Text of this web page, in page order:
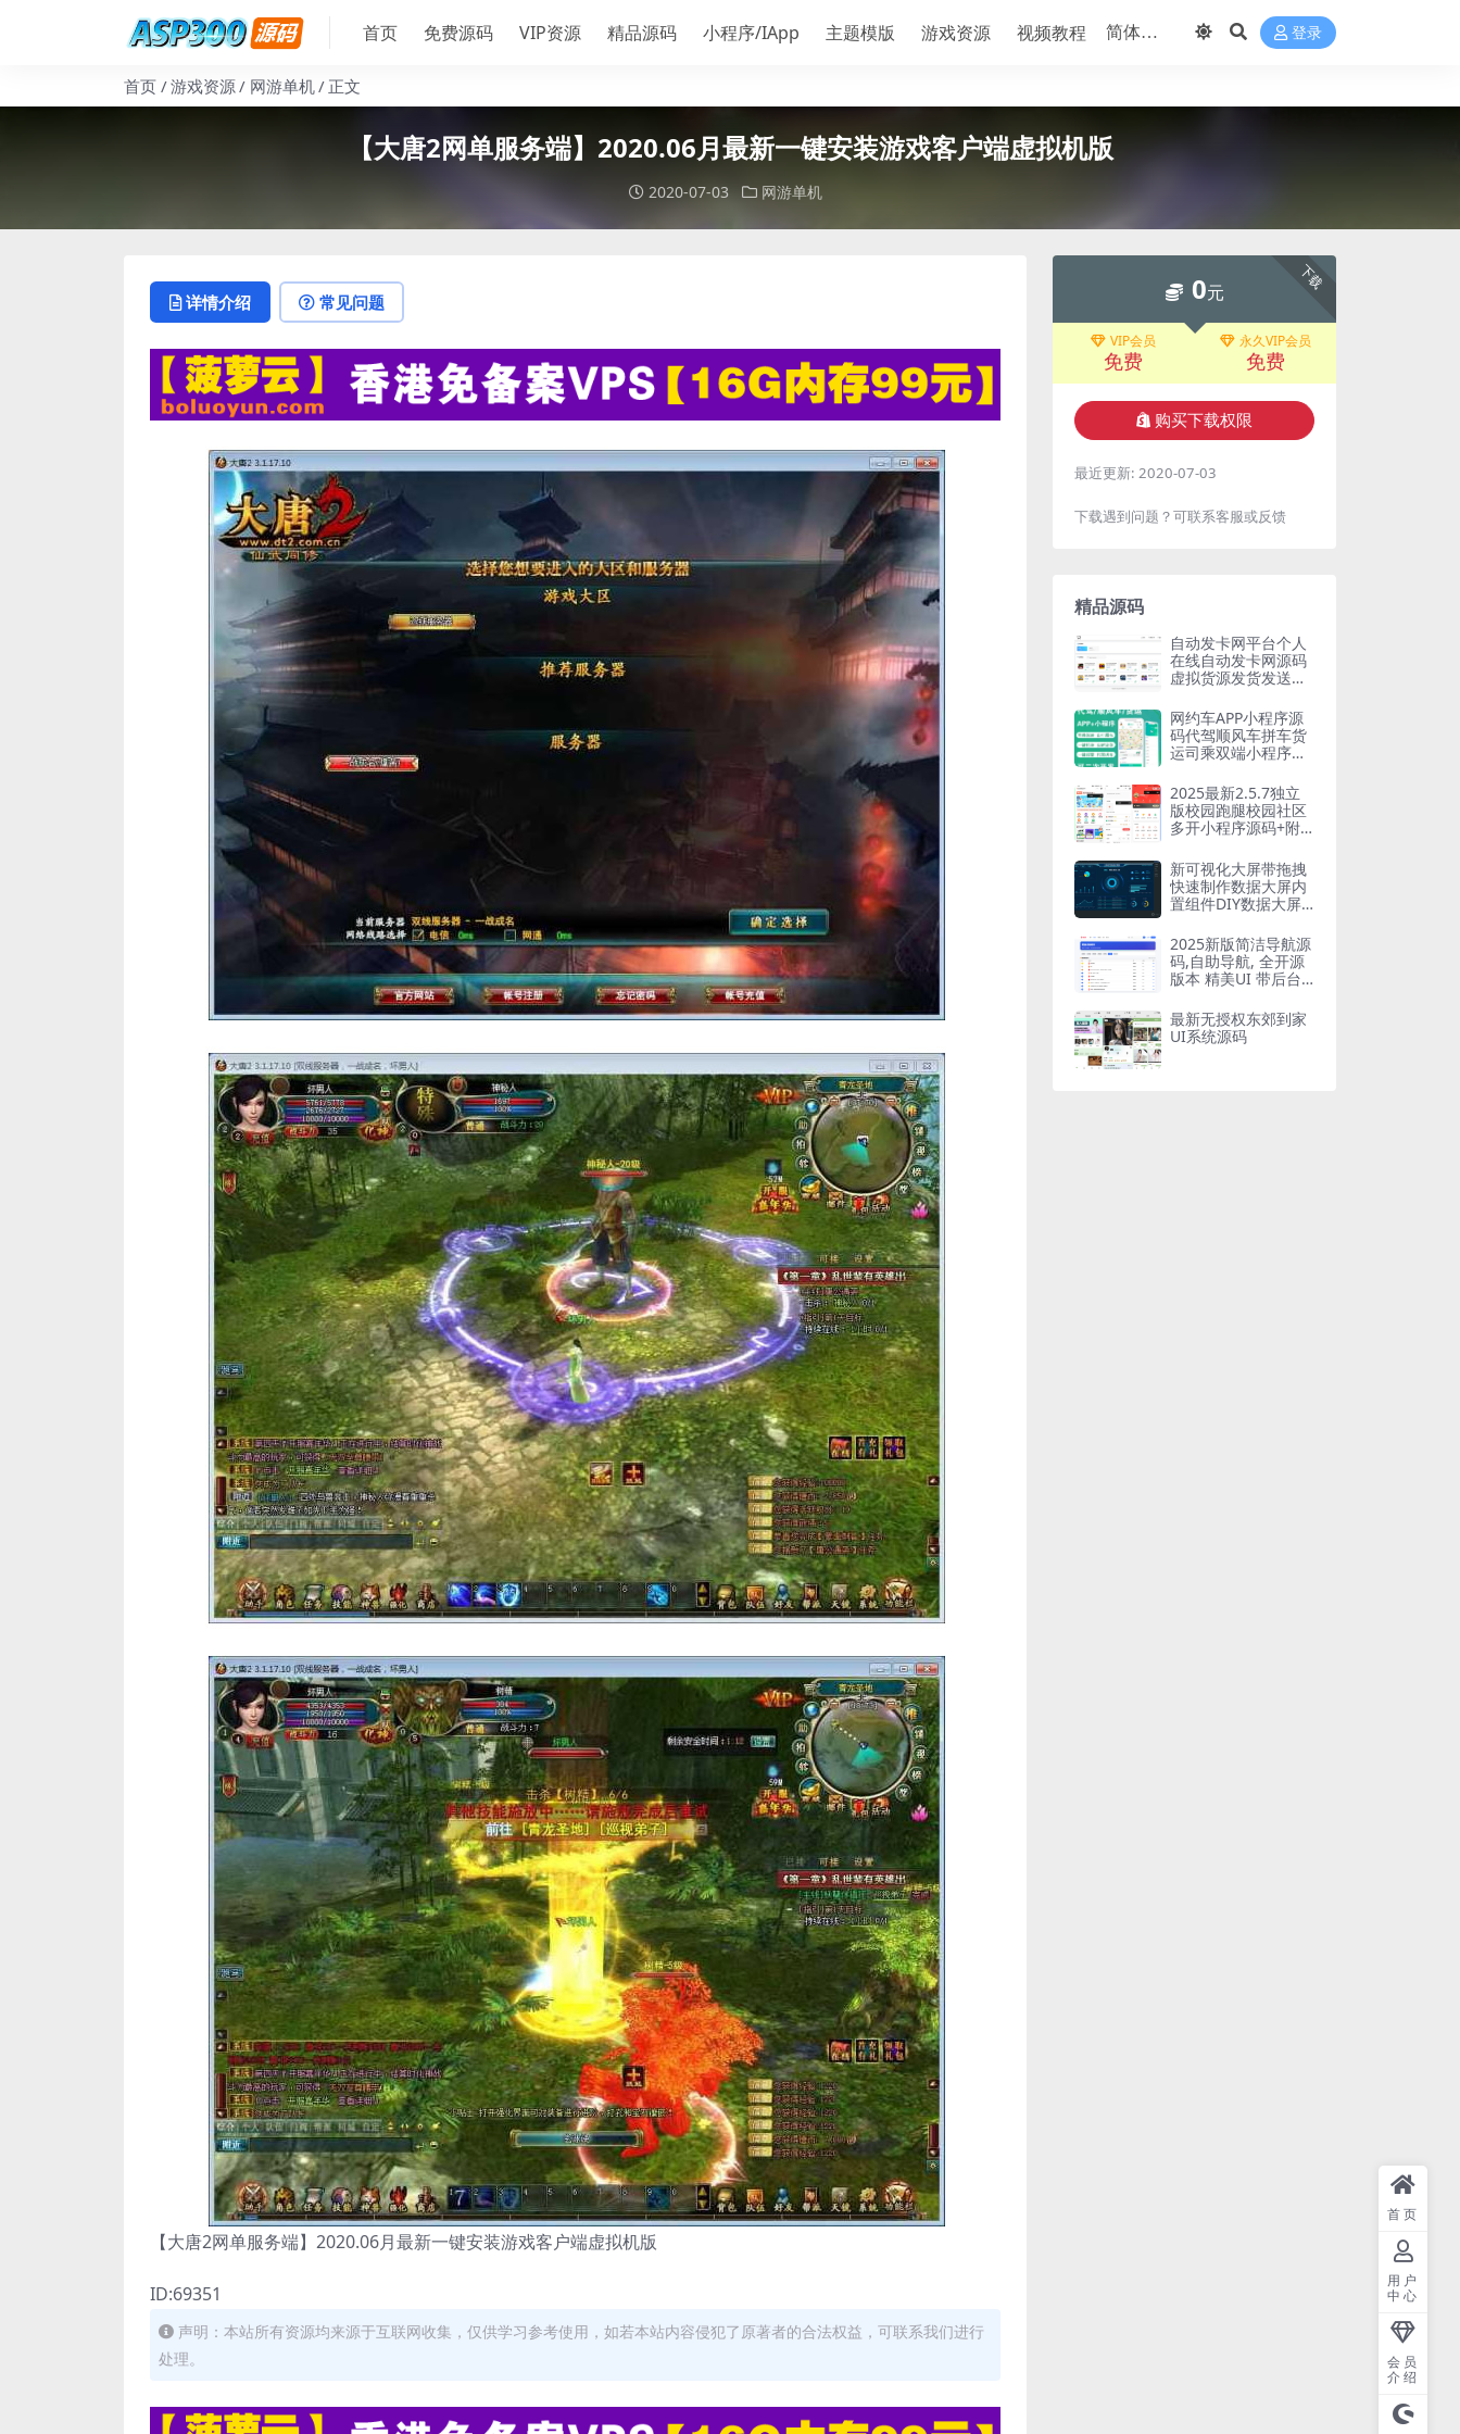
首页 免费源码 VIP资源 精品源码 小程序/IApp 主题模版 游戏资源 视频教程 登录
首页 游戏资源 网游单机 正文
【大唐2网单服务端】2020.06月最新一键安装游戏客户端虚拟机版
2020-07-03 网游单机
详情介绍 常见问题
【大唐2网单服务端】2020.06月最新一键安装游戏客户端虚拟机版
ID:69351
声明：本站所有资源均来源于互联网收集，仅供学习参考使用，如若本站内容侵犯了原著者的合法权益，可联系我们进行
处理。
下载
0元
VIP会员
免费
永久VIP会员
免费
购买下载权限
最近更新: 2020-07-03
下载遇到问题？可联系客服或反馈
精品源码
自动发卡网平台个人
在线自动发卡网源码
虚拟货源发货发送卡
口
网约车APP小程序源
码代驾顺风车拼车货
运司乘双端小程序安
2025最新2.5.7独立
版校园跑腿校园社区
多开小程序源码+附
新可视化大屏带拖拽
快速制作数据大屏内
置组件DIY数据大屏
企业数据
2025新版简洁导航源
码,自助导航, 全开源
版本 精美UI 带后台
最新无授权东郊到家
UI系统源码
首页
用户
中心
会员
介绍